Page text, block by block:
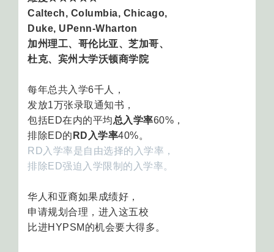
Caltech, Columbia, Chicago,
Duke, UPenn-Wharton
加州理工、哥伦比亚、芝加哥、
杜克、宾州大学沃顿商学院
每年总共入学6千人，
发放1万张录取通知书，
包括ED在内的平均总入学率60%，
排除ED的 RD入学率40%。
RD入学率是自由选择的入学率，
排除ED强迫入学限制的入学率。
华人和亚裔如果成绩好，
申请规划合理，进入这五校
比进HYPSM的机会要大得多。